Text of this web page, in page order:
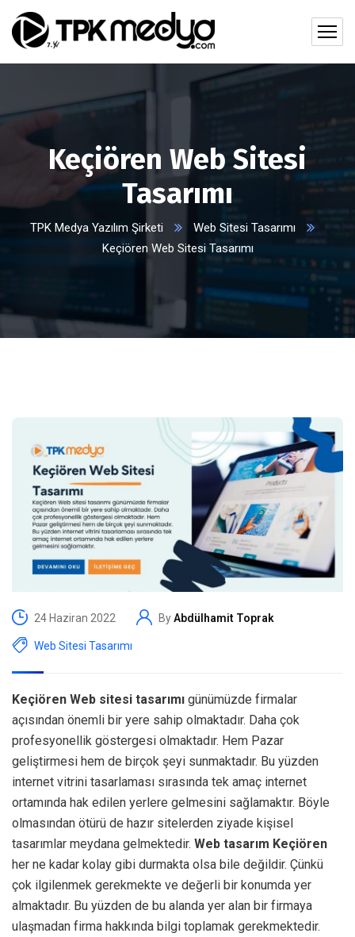
Keçiören Web Sitesi
Tasarımı
TPK Medya Yazılım Şirketi
Web Sitesi Tasarımı
Keçiören Web Sitesi Tasarımı
24 Haziran 2022 ByAbdülhamit Toprak
Web Sitesi Tasarımı
Keçiören Web sitesi tasarımı günümüzde firmalar
açısından önemli bir yere sahip olmaktadır. Daha çok
profesyonellik göstergesi olmaktadır. Hem Pazar
geliştirmesi hem de birçok şeyi sunmaktadır. Bu yüzden
internet vitrini tasarlaması sırasında tek amaç internet
ortamında hak edilen yerlere gelmesini sağlamaktır. Böyle
olmasından ötürü de hazır sitelerden ziyade kişisel
tasarımlar meydana gelmektedir. Web tasarım Keçiören
her ne kadar kolay gibi durmakta olsa bile değildir. Çünkü
çok ilgilenmek gerekmekte ve değerli bir konumda yer
almaktadır. Bu yüzden de bu alanda yer alan bir firmaya
ulaşmadan firma hakkında bilgi toplamak gerekmektedir.